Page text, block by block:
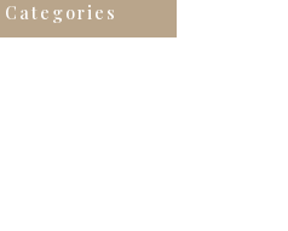
Categories